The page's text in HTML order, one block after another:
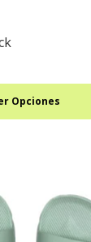
Opciones